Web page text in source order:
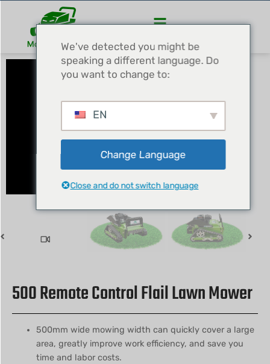
500 Remote Control Flail Lawn Mower
500mm wide mowing width can quickly cover a large
area, greatly improve work efficiency, and save you
time and labor costs.
We've detected you might be
speaking a different language. Do
you want to change to:
EN
Change Language
Close and do not switch language